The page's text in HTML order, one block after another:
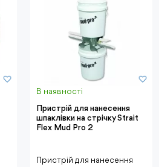
В наявності
Пристрій для нанесення
шпаклівки на стрічку Strait
Flex Mud Pro 2
Пристрій для нанесення